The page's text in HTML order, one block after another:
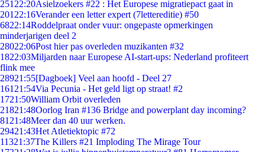
251 22:20Asielzoekers #22 : Het Europese migratiepact gaat in
201 22:16Verander een letter expert (7lettereditie) #50
6822:14Roddelpraat onder vuur: ongepaste opmerkingen
minderjarigen deel 2
28022:06Post hier pas overleden muzikanten #32
1822:03Miljarden naar Europese AI-start-ups: Nederland profiteert
flink mee
28921:55[Dagboek] Veel aan hoofd - Deel 27
161 21:54Via Pecunia - Het geld ligt op straat! #2
1721:50William Orbit overleden
21821:48Oorlog Iran #136 Bridge and powerplant day incoming?
81 21:48Meer dan 40 uur werken.
29421:43Het Atletiektopic #72
11321:37The Killers #21 Imploding The Mirage Tour